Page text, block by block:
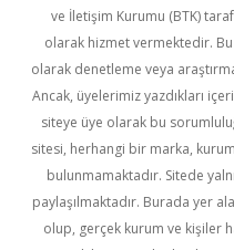
ve İletişim Kurumu (BTK)
olarak hizmet vermektedir.
olarak denetleme veya
Ancak, üyelerimiz yazdıkları
siteye üye olarak bu
sitesi, herhangi bir marka,
bulunmamaktadır. Sitede
paylaşılmaktadır. Burada yer
olup, gerçek kurum ve kişiler